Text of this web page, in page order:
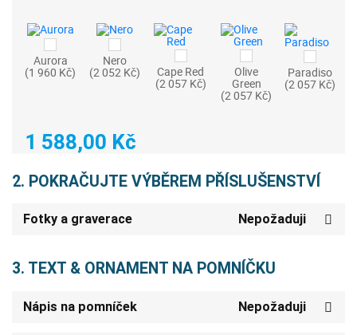
Aurora
(1 960 Kč)
Nero
(2 052 Kč) Cape Red
(2 057 Kč)
Olive
Green
(2 057 Kč)
Paradiso
(2 057 Kč)
1 588,00 Kč
2. POKRAČUJTE VÝBĚREM PŘÍSLUŠENSTVÍ
Fotky a graverace Nepožaduji
3. TEXT & ORNAMENT NA POMNÍČKU
Nápis na pomníček Nepožaduji